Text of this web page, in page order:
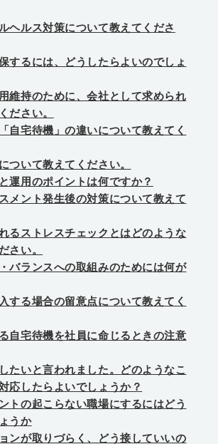
ヘルス対策について教えてくださ
するには、どうしたらよいのでしょ
維持のために、会社として求められ
ださい。
自宅待機」の違いについて教えてく
ついて教えてください。
運用のポイントは何ですか？
メント発生後の対策について教えて
るストレスチェックとはどのような
さい。
バランスへの取組みのためには何が
する場合の留意点について教えてく
自宅待機を社員に命じるときの注意
たいと言われました。どのようなこ
応したらよいでしょうか？
トの起こらない職場にするにはどう
うか
ンが取りづらく、どう接していいの